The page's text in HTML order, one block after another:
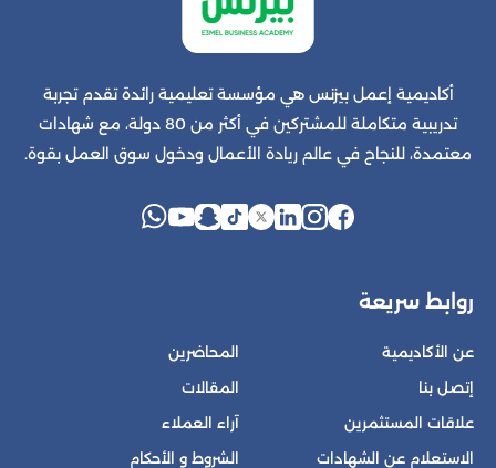
أكاديمية إعمل بيزنس هي مؤسسة تعليمية رائدة تقدم تجربة
تدريبية متكاملة للمشتركين في أكثر من 80 دولة، مع شهادات
معتمدة، للنجاح في عالم ريادة الأعمال ودخول سوق العمل بقوة.
روابط سريعة
عن الأكاديمية
إتصل بنا
علاقات المستثمرين
الاستعلام عن الشهادات
المحاضرين
المقالات
آراء العملاء
الشروط و الأحكام